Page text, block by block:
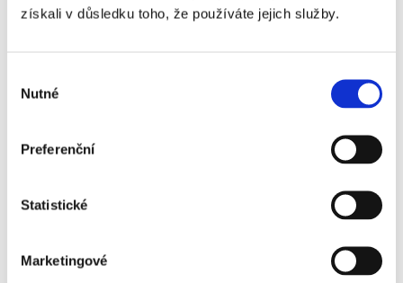
získali v důsledku toho, že používáte jejich služby.
souhlasu
Nutné
Preferenční
Statistické
Marketingové
Příběh našeho investora, který své nemovitosti nikdy